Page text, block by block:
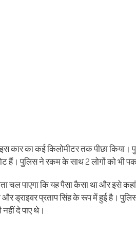
कार का कई किलोमीटर तक पीछा
हैं। पुलिस ने रकम के साथ 2 लोगों को भी
चल पाएगा कि यह पैसा कैसा था और इसे कहां
और ड्राइवर प्रताप सिंह के रूप में हुई है।
नहीं दे पाए थे।